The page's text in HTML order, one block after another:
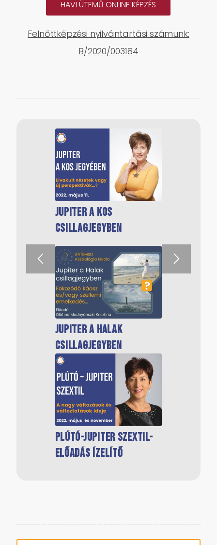
HAVI ÜTEMŰ ONLINE KÉPZÉS
Felnőttképzési nyilvántartási számunk:
B/2020/003184
Jupiter a Kos
csillagjegyben
Jupiter a Halak
csillagjegyben
Plútó-Jupiter szextil-
előadás ízelítő
Jupiter a Vízöntő
csillagjegyben
Jupiter az Oroszlán
csillagjegyben
Jupiter a Bak
csillagjegyben